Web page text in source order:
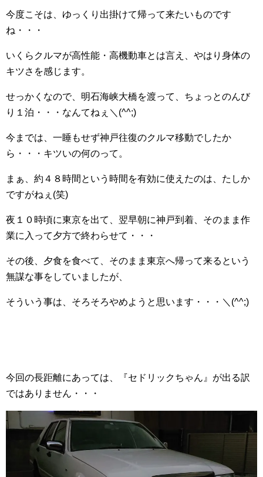
今度こそは、ゆっくり出掛けて帰って来たいものです
ね・・・
いくらクルマが高性能・高機動車とは言え、やはり身体の
キツさを感じます。
せっかくなので、明石海峡大橋を渡って、ちょっとのんび
り１泊・・・なんてねぇ＼(^^;)
今までは、一睡もせず神戸往復のクルマ移動でしたか
ら・・・キツいの何のって。
まぁ、約４８時間という時間を有効に使えたのは、たしか
ですがねぇ(笑)
夜１０時頃に東京を出て、翌早朝に神戸到着、そのまま作
業に入って夕方で終わらせて・・・
その後、夕食を食べて、そのまま東京へ帰って来るという
無謀な事をしていましたが、
そういう事は、そろそろやめようと思います・・・＼(^^;)
今回の長距離にあっては、『セドリックちゃん』が出る訳
ではありません・・・